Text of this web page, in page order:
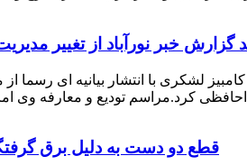
گزارش خبر نورآباد از تغییر
بود.حال کامبیز لشکری با انتشار بیانیه ای
قطع دو دست به دلیل برق